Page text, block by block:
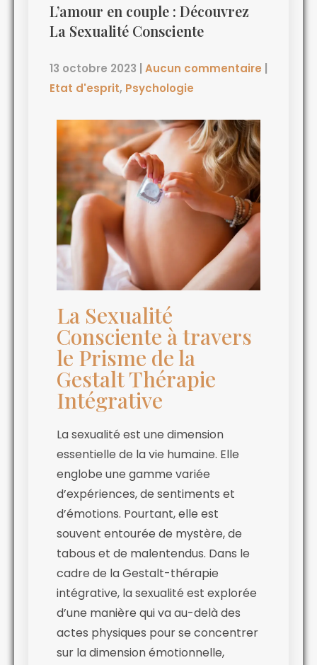
L’amour en couple : Découvrez
La Sexualité Consciente
13 octobre 2023 Aucun commentaire
Etat d'esprit, Psychologie
La Sexualité
Consciente à travers
le Prisme de la
Gestalt Thérapie
Intégrative
La sexualité est une dimension
essentielle de la vie humaine. Elle
englobe une gamme variée
d’expériences, de sentiments et
d’émotions. Pourtant, elle est
souvent entourée de mystère, de
tabous et de malentendus. Dans le
cadre de la Gestalt-thérapie
intégrative, la sexualité est explorée
d’une manière qui va au-delà des
actes physiques pour se concentrer
sur la dimension émotionnelle,